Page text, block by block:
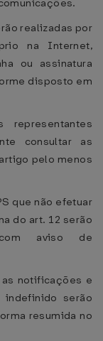
realizadas por
na Internet,
ou assinatura
disposto em
consultar as
pelo menos
que não efetuar
do art. 12 serão
com aviso de
as notificações e
serão
resumida no